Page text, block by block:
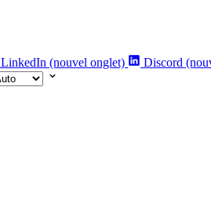
LinkedIn (nouvel onglet) Discord